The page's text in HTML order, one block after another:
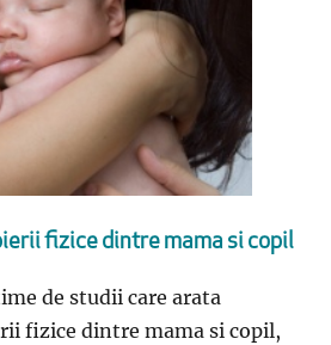
fizice dintre mama si copil
de studii care arata
fizice dintre mama si copil,